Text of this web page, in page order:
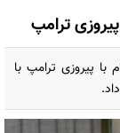
امروز چهارشنبه 16 آبان 1403 همگام با پیروزی ترامپ با